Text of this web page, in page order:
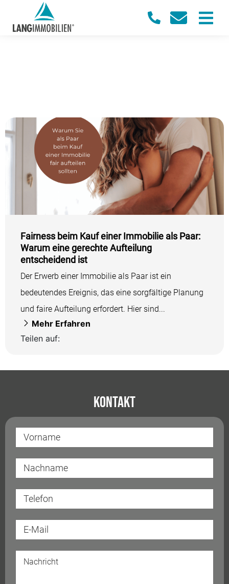
Fairness beim Kauf einer Immobilie als Paar:
Warum eine gerechte Aufteilung
entscheidend ist
Der Erwerb einer Immobilie als Paar ist ein
bedeutendes Ereignis, das eine sorgfältige Planung
und faire Aufteilung erfordert. Hier sind...
Mehr Erfahren
Teilen auf:
Kontakt